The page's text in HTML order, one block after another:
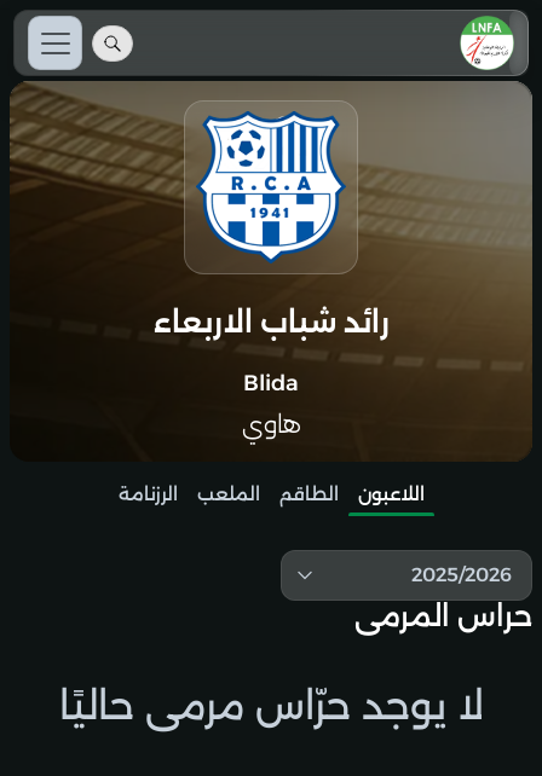
رائد شباب الاربعاء
Blida
هاوي
اللاعبون الطاقم الملعب الرزنامة
2025/2026
حراس المرمى
لا يوجد حرّاس مرمى حاليًا